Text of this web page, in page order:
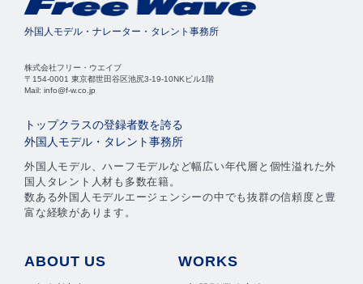
外国人モデル・ナレーター・タレント事務所
株式会社フリー・ウエイブ
〒154-0001 東京都世田谷区池尻3-19-10NKビル1階
Mail: info@f-w.co.jp
トップクラスの登録者数を誇る
外国人モデル・タレント事務所
外国人モデル、ハーフモデルなど幅広い年代層と個性溢れた外
国人タレント人材も多数在籍。
数ある外国人モデルエージェンシーの中でも抜群の信頼度と豊
富な経験があります。
ABOUT US WORKS